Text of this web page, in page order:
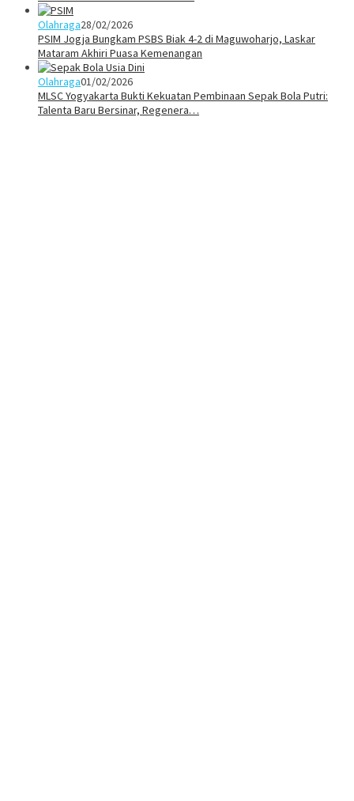
Olahraga28/02/2026
PSIM Jogja Bungkam PSBS Biak 4-2 di Maguwoharjo, Laskar
Mataram Akhiri Puasa Kemenangan
Olahraga01/02/2026
MLSC Yogyakarta Bukti Kekuatan Pembinaan Sepak Bola Putri:
Talenta Baru Bersinar, Regenera…